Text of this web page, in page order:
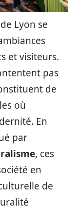
Lyon se
et visiteurs.
pas
de
où
En
par
, ces
en
de